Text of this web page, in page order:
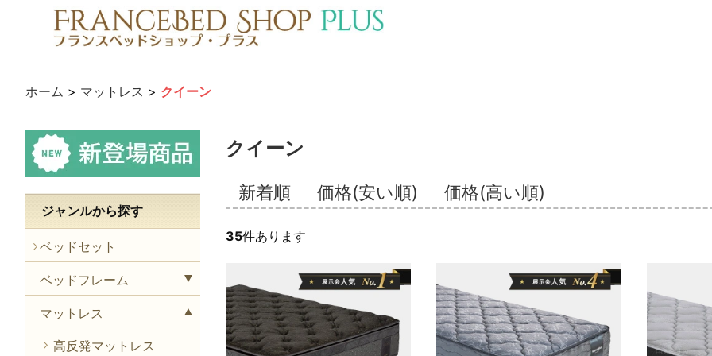
ホーム > マットレス > クイーン
ジャンルから探す
ベッドセット
ベッドフレーム
マットレス
高反発マットレス
クイーン
新着順 価格(安い順) 価格(高い順)
35件あります